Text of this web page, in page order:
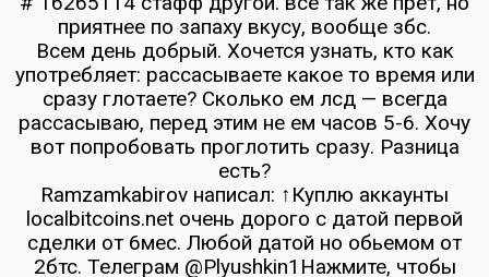
приятнее по запаху вкусу, вообще збс.
Всем день добрый. Хочется узнать, кто как
употребляет: рассасываете какое то время или
сразу глотаете? Сколько ем лсд — всегда
рассасываю, перед этим не ем часов 5-6. Хочу
вот попробовать проглотить сразу. Разница
есть?
Ramzamkabirov написал: ↑Куплю аккаунты
localbitcoins.net очень дорого с датой первой
сделки от 6мес. Любой датой но обьемом от
2бтс. Телеграм @Plyushkin1Нажмите, чтобы